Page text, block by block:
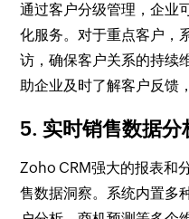
通过客户分级管理，企业
化服务。对于重点客户，
访，确保客户关系的持续
助企业及时了解客户反馈
5. 实时销售数据分
Zoho CRM强大的报表和
售数据洞察。系统内置多